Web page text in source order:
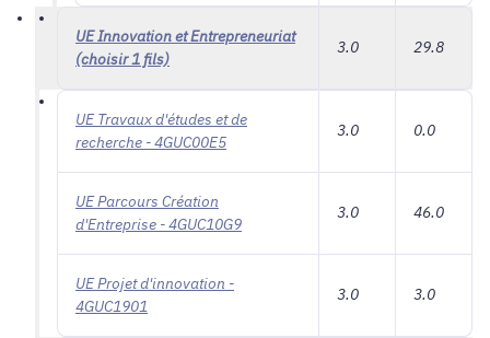
UE Innovation et Entrepreneuriat
(choisir 1 fils)
3.0 29.8
UE Travaux d'études et de
recherche - 4GUC00E5
3.0 0.0
UE Parcours Création
d'Entreprise - 4GUC10G9
3.0 46.0
UE Projet d'innovation -
4GUC1901
3.0 3.0